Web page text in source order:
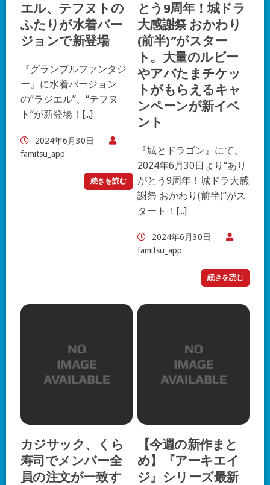
エル、テフヌトの
ふたりが水着バー
ジョンで新登場
『グランブルファンタジ
ー』に水着バージョン
の“ラジエル”、“テフヌ
ト”が新登場！[...]
2024年6月30日
famitsu_app
続きを読む
とう9周年！城ドラ
大感謝祭 おかわり
(前半)”がスター
ト。大量のルビー
やアバたまチケッ
トがもらえるキャ
ンペーンが新イベ
ント
『城とドラゴン』にて、
2024年6月30日より“あり
がとう9周年！城ドラ大感
謝祭 おかわり(前半)”がス
タート！[...]
2024年6月30日
famitsu_app
続きを読む
カジサック、くら
寿司でメンバー全
員の注文が一致す
【今週の新作まと
め】『アーキエイ
ジ』シリーズ最新